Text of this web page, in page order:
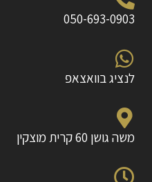
050-693-0903
לנציג בוואצאפ
משה גושן 60 קרית מוצקין